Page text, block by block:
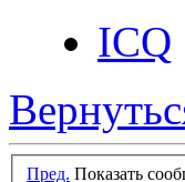
ICQ
Пред. Показать